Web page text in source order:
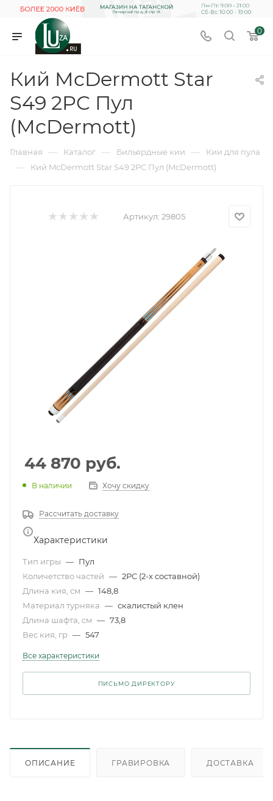
0
Кий McDermott Star
S49 2PC Пул
(McDermott)
Главная — Каталог — Бильярдные кии — Кии для пула
— Кий McDermott Star S49 2PC Пул (McDermott)
Артикул: 29805
44 870 руб.
В наличии Хочу скидку
Рассчитать доставку
Характеристики
Тип игры — Пул
Количетство частей — 2РС (2-х составной)
Длина кия, см — 148,8
Материал турняка — скалистый клен
Длина шафта, см — 73,8
Вес кия, гр — 547
Все характеристики
ПИСЬМО ДИРЕКТОРУ
ОПИСАНИЕ ГРАВИРОВКА ДОСТАВКА